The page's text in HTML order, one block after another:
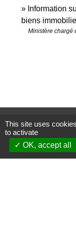
Information
biens
Ministère chargé
This site uses
to activate
OK, accept all